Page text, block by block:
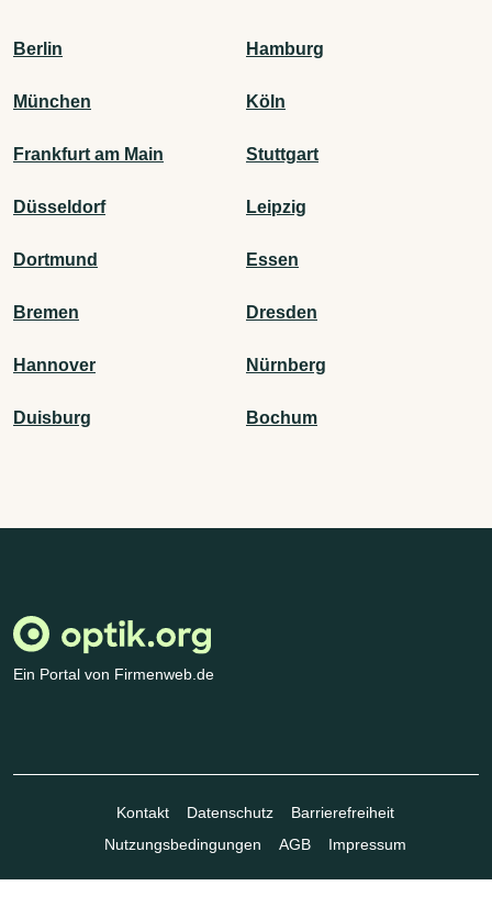
Berlin Hamburg
München Köln
Frankfurt am Main Stuttgart
Düsseldorf Leipzig
Dortmund Essen
Bremen Dresden
Hannover Nürnberg
Duisburg Bochum
Ein Portal von Firmenweb.de
Kontakt Datenschutz
Barrierefreiheit
Nutzungsbedingungen
AGB Impressum